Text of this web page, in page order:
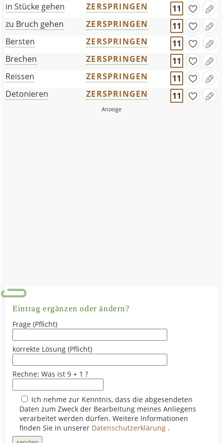
in Stücke gehen
ZERSPRINGEN
11
zu Bruch gehen
ZERSPRINGEN
11
Bersten
ZERSPRINGEN
11
Brechen
ZERSPRINGEN
11
Reissen
ZERSPRINGEN
11
Detonieren
ZERSPRINGEN 11
Eintrag ergänzen oder ändern?
Frage (Pflicht)
korrekte Lösung (Pflicht)
Rechne: Was ist 9 + 1 ?
Ich nehme zur Kenntnis, dass die abgesendeten
Daten zum Zweck der Bearbeitung meines Anliegens
verarbeitet werden dürfen. Weitere Informationen
finden Sie in unserer Datenschutzerklärung .